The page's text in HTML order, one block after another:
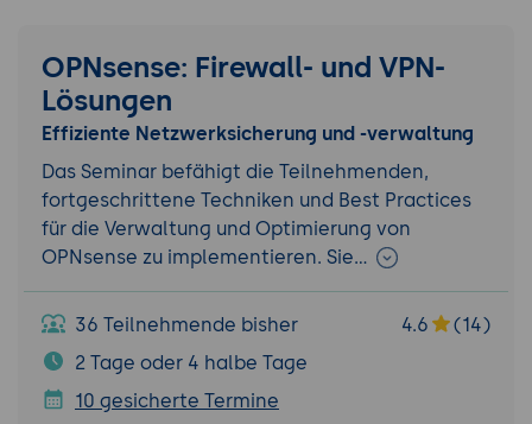
OPNsense: Firewall- und VPN-
Lösungen
Effiziente Netzwerksicherung und -verwaltung
Das Seminar befähigt die Teilnehmenden,
fortgeschrittene Techniken und Best Practices
für die Verwaltung und Optimierung von
OPNsense zu implementieren. Sie…
36 Teilnehmende bisher 4.6
(14)
2 Tage oder 4 halbe Tage
10 gesicherte Termine